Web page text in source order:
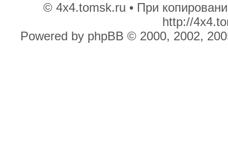
© 4x4.tomsk.ru • При
http://
Powered by phpBB © 2000, 2002,